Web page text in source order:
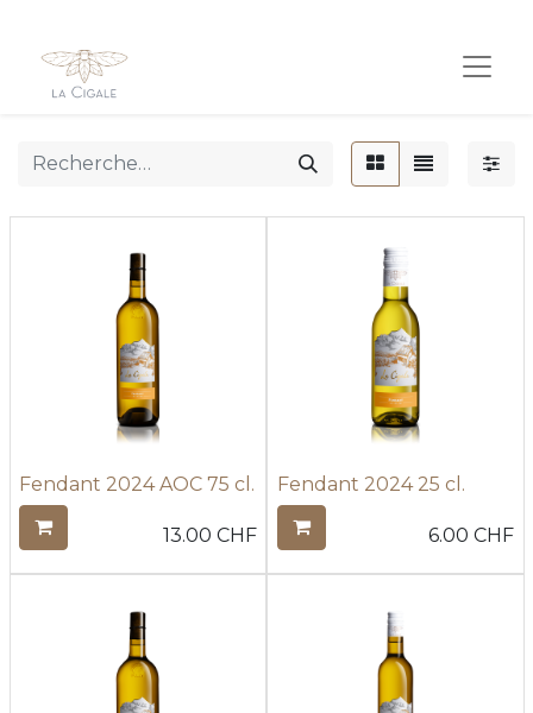
Fendant 2024 AOC 75 cl.
13.00 CHF
Fendant 2024 25 cl.
6.00 CHF